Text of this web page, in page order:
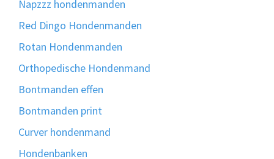
Napzzz hondenmanden
Red Dingo Hondenmanden
Rotan Hondenmanden
Orthopedische Hondenmand
Bontmanden effen
Bontmanden print
Curver hondenmand
Hondenbanken